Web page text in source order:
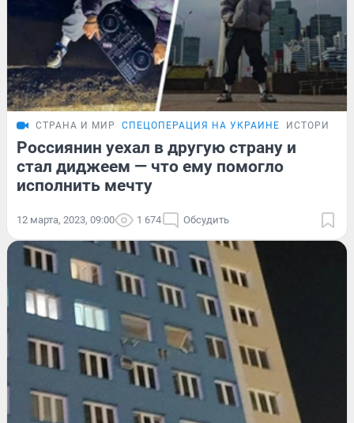
СТРАНА И МИР СПЕЦОПЕРАЦИЯ НА УКРАИНЕ ИСТОРИИ
Россиянин уехал в другую страну и
стал диджеем — что ему помогло
исполнить мечту
12 марта, 2023, 09:00 1 674 Обсудить